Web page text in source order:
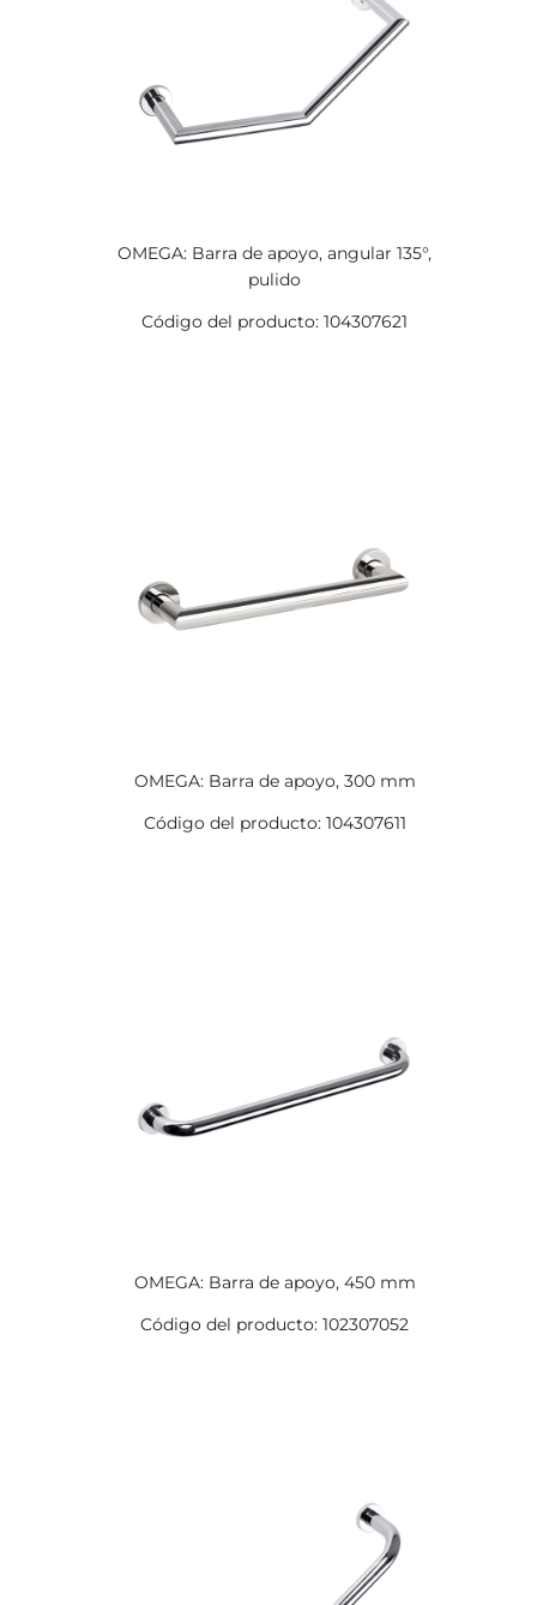
OMEGA: Barra de apoyo, angular 135°,
pulido
Código del producto: 104307621
OMEGA: Barra de apoyo, 300 mm
Código del producto: 104307611
OMEGA: Barra de apoyo, 450 mm
Código del producto: 102307052